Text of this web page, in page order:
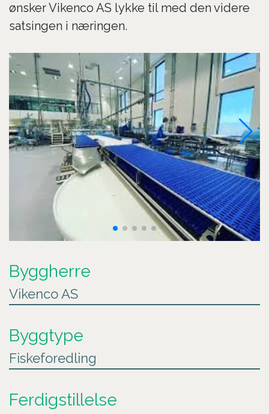
ønsker Vikenco AS lykke til med den videre
satsingen i næringen.
Byggherre
Vikenco AS
Byggtype
Fiskeforedling
Ferdigstillelse